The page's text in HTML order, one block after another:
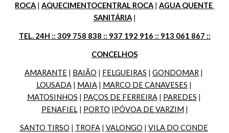
ROCA | AQUECIMENTOCENTRAL ROCA | AGUA QUENTE
SANITÁRIA |
TEL. 24H :: 309 758 838 :: 937 192 916 :: 913 061 867 ::
CONCELHOS
AMARANTE | BAIÃO | FELGUEIRAS | GONDOMAR
LOUSADA | MAIA | MARCO DE CANAVESES
MATOSINHOS | PAÇOS DE FERREIRA | PAREDES
PENAFIEL | PORTO |PÓVOA DE VARZIM |
SANTO TIRSO | TROFA | VALONGO | VILA DO CONDE